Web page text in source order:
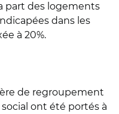
part des logements
dans les
à 20%.
de regroupement
ont été portés à